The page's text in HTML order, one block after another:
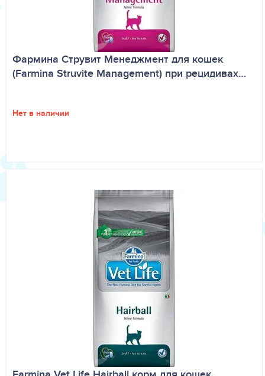
Фармина Струвит Менеджмент для кошек
(Farmina Struvite Management) при рецидивах…
Нет в наличии